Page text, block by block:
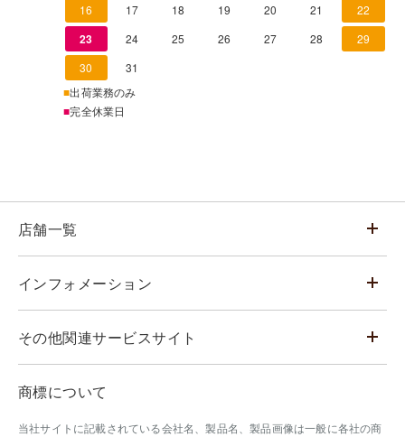
16
17 18 19 20 21 22
23 24 25 26 27 28
29
30
31
■出荷業務のみ
■完全休業日
店舗一覧
インフォメーション
その他関連サービスサイト
商標について
当社サイトに記載されている会社名、製品名、製品画像は一般に各社の商